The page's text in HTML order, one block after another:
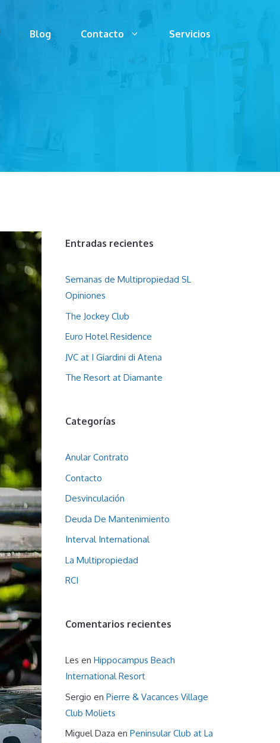
Blog Contacto Servicios
Entradas recientes
Semanas de Multipropiedad SL
Opiniones
The Jockey Club
Euro Hotel Residence
JVC at I Giardini di Atena
The Resort at Diamante
Categorías
Anular Contrato
Contacto
Desvinculación
Deuda De Mantenimiento
Interval International
La Multipropiedad
RCI
Comentarios recientes
Les en Hippocampus Beach
International Resort
Sergio en Pierre & Vacances Village
Club Moliets
Miguel Daza en Peninsular Club at La